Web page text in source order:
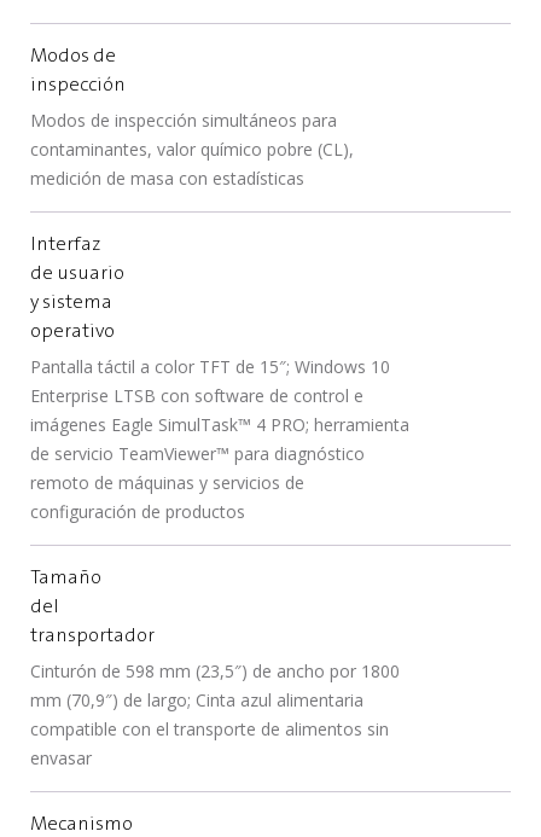
Modos de
inspección
Modos de inspección simultáneos para
contaminantes, valor químico pobre (CL),
medición de masa con estadísticas
Interfaz
de usuario
y sistema
operativo
Pantalla táctil a color TFT de 15″; Windows 10
Enterprise LTSB con software de control e
imágenes Eagle SimulTask™ 4 PRO; herramienta
de servicio TeamViewer™ para diagnóstico
remoto de máquinas y servicios de
configuración de productos
Tamaño
del
transportador
Cinturón de 598 mm (23,5″) de ancho por 1800
mm (70,9″) de largo; Cinta azul alimentaria
compatible con el transporte de alimentos sin
envasar
Mecanismo